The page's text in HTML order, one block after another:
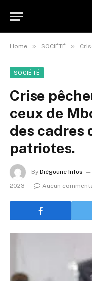
Home » SOCIÉTÉ » Crise
SOCIÉTÉ
Crise
ceux de
des cadres
patriotes.
By Diégoune Infos
2023
Aucun